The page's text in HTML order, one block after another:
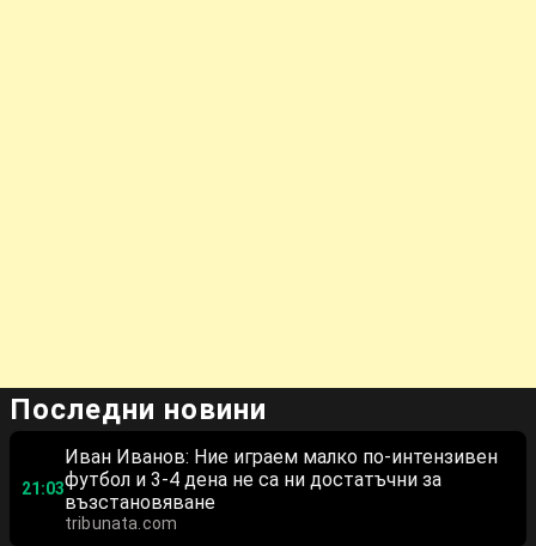
Последни новини
21:03
Иван Иванов: Ние играем малко по-интензивен
футбол и 3-4 дена не са ни достатъчни за
възстановяване
tribunata.com